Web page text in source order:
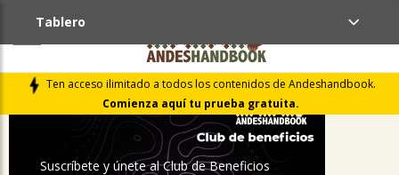
Ten acceso ilimitado a todos los contenidos de Andeshandbook.
Comienza aquí tu prueba gratuita.
Tablero
Suscríbete y únete al Club de Beneficios